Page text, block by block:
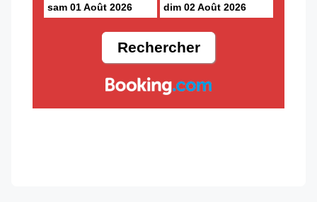
sam 01 Août 2026 dim 02 Août 2026